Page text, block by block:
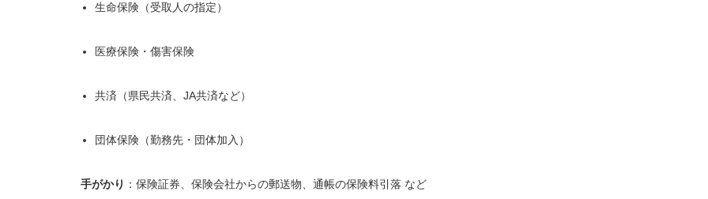
生命保険（受取人の指定）
医療保険・傷害保険
共済（県民共済、JA共済など）
団体保険（勤務先・団体加入）
手がかり ：保険証券、保険会社からの郵送物、通帳の保険料引落 など